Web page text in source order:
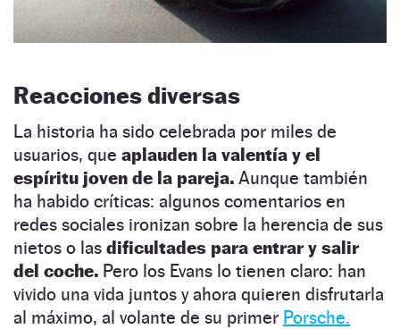
Reacciones diversas
La historia ha sido celebrada por miles de
usuarios, que aplauden la valentía y el
espíritu joven de la pareja. Aunque también
ha habido críticas: algunos comentarios en
redes sociales ironizan sobre la herencia de sus
nietos o las dificultades para entrar y salir
del coche. Pero los Evans lo tienen claro: han
vivido una vida juntos y ahora quieren disfrutarla
al máximo, al volante de su primer Porsche.